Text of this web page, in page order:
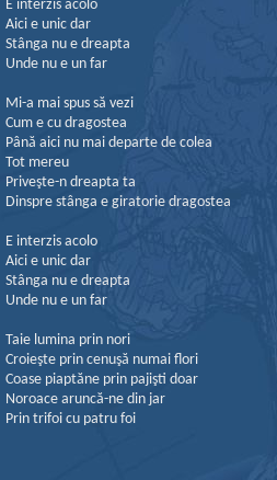
E interzis acolo
Aici e unic dar
Stânga nu e dreapta
Unde nu e un far
Mi-a mai spus să vezi
Cum e cu dragostea
Până aici nu mai departe de colea
Tot mereu
Priveşte-n dreapta ta
Dinspre stânga e giratorie dragostea
E interzis acolo
Aici e unic dar
Stânga nu e dreapta
Unde nu e un far
Taie lumina prin nori
Croieşte prin cenuşă numai flori
Coase piaptăne prin pajişti doar
Noroace aruncă-ne din jar
Prin trifoi cu patru foi